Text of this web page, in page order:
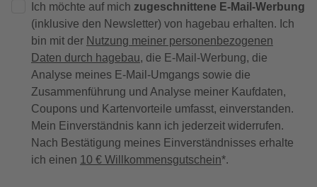
Ich möchte auf mich zugeschnittene E-Mail-Werbung
(inklusive den Newsletter) von hagebau erhalten. Ich
bin mit der Nutzung meiner personenbezogenen
Daten durch hagebau, die E-Mail-Werbung, die
Analyse meines E-Mail-Umgangs sowie die
Zusammenführung und Analyse meiner Kaufdaten,
Coupons und Kartenvorteile umfasst, einverstanden.
Mein Einverständnis kann ich jederzeit widerrufen.
Nach Bestätigung meines Einverständnisses erhalte
ich einen 10 € Willkommensgutschein*.